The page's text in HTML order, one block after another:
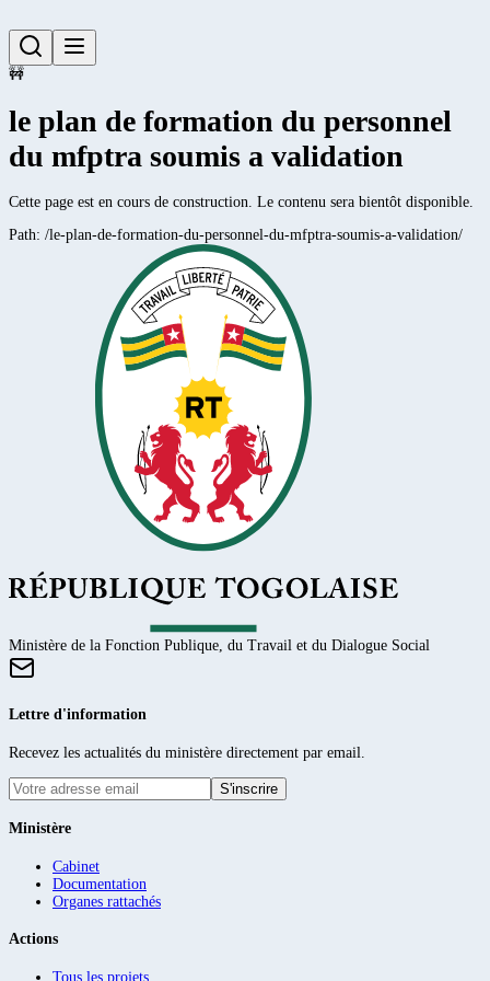
🚧
le plan de formation du personnel
du mfptra soumis a validation
Cette page est en cours de construction. Le contenu sera bientôt disponible.
Path: /le-plan-de-formation-du-personnel-du-mfptra-soumis-a-validation/
Ministère de la Fonction Publique, du Travail et du Dialogue Social
Lettre d'information
Recevez les actualités du ministère directement par email.
S'inscrire
Ministère
Cabinet
Documentation
Organes rattachés
Actions
Tous les projets